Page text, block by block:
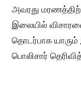
அவரது
இலையில்
தொடர்பாக
பொலிசார்